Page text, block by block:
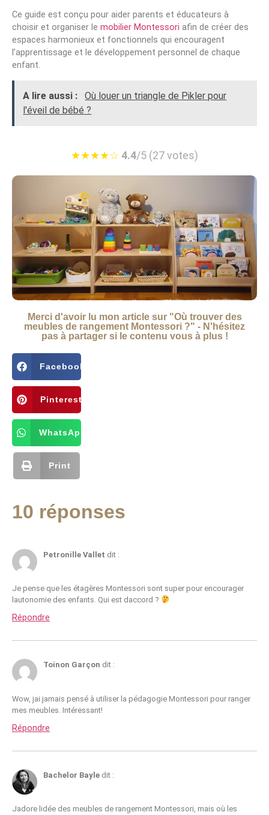
Ce guide est conçu pour aider parents et éducateurs à
choisir et organiser le mobilier Montessori afin de créer des
espaces harmonieux et fonctionnels qui encouragent
l’apprentissage et le développement personnel de chaque
enfant.
A lire aussi :
Où louer un triangle de Pikler pour
l'éveil de bébé ?
★★★★☆ 4.4/5 (27 votes)
Merci d'avoir lu mon article sur "Où trouver des
meubles de rangement Montessori ?" - N'hésitez
pas à partager si le contenu vous à plus !
Facebook
Pinterest
WhatsApp
Print
10 réponses
Petronille Vallet dit :
Je pense que les étagères Montessori sont super pour encourager
lautonomie des enfants. Qui est daccord ?
Répondre
Toinon Garçon dit :
Wow, jai jamais pensé à utiliser la pédagogie Montessori pour ranger
mes meubles. Intéressant!
Répondre
Bachelor Bayle dit :
Jadore lidée des meubles de rangement Montessori, mais où les